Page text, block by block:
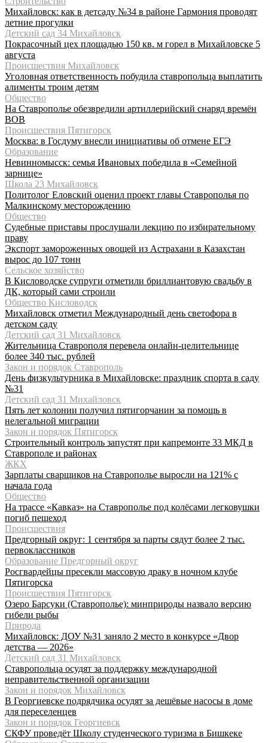
Михайловск: как в детсаду №34 в районе Гармония проводят
летние прогулки
Детский сад 34 Михайловск
Покрасочный цех площадью 150 кв. м горел в Михайловске 5
августа
Происшествия Михайловск
Уголовная ответственность побудила ставропольца выплатить
алименты троим детям
Общество
На Ставрополье обезвредили артиллерийский снаряд времён
ВОВ
Происшествия Пятигорск
Москва: в Госдуму внесли инициативы об отмене ЕГЭ
Образование
Невинномысск: семья Ивановых победила в «Семейной
зарнице»
Школа 23 Михайловск
Политолог Еловский оценил проект главы Ставрополья по
Малкинскому месторождению
Общество
Судебные приставы прослушали лекцию по избирательному
праву
Экспорт замороженных овощей из Астрахани в Казахстан
вырос до 107 тонн
Сельское хозяйство
В Кисловодске супруги отметили бриллиантовую свадьбу в
ДК, который сами строили
Общество Кисловодск
Михайловск отметил Международный день светофора в
детском саду
Детский сад 31 Михайловск
Жительница Ставрополя перевела онлайн-целительнице
более 340 тыс. рублей
Закон и порядок Ставрополь
День физкультурника в Михайловске: праздник спорта в саду
№31
Детский сад 31 Михайловск
Пять лет колонии получил пятигорчанин за помощь в
нелегальной миграции
Закон и порядок Пятигорск
Строительный контроль запустят при капремонте 33 МКД в
Ставрополе и районах
ЖКХ
Зарплаты сварщиков на Ставрополье выросли на 121% с
начала года
Общество
На трассе «Кавказ» на Ставрополье под колёсами легковушки
погиб пешеход
Происшествия
Предгорный округ: 1 сентября за парты сядут более 2 тыс.
первоклассников
Образование Предгорный округ
Росгвардейцы пресекли массовую драку в ночном клубе
Пятигорска
Происшествия Пятигорск
Озеро Барсуки (Ставрополье): минприроды назвало версию
гибели рыбы
Природа
Михайловск: ДОУ №31 заняло 2 место в конкурсе «Двор
детства — 2026»
Детский сад 31 Михайловск
Ставропольца осудят за поддержку международной
неправительственной организации
Закон и порядок Михайловск
В Георгиевске подрядчика осудят за дешёвые насосы в доме
для переселенцев
Закон и порядок Георгиевск
СКФУ проведёт Школу студенческого туризма в Бишкеке